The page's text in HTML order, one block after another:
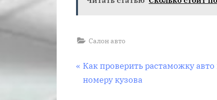
Салон авто
Навигация
П
р
Как проверить растаможку авто
номеру кузова